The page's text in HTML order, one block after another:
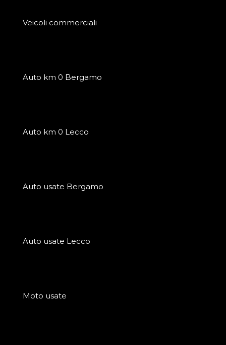
Veicoli commerciali
Auto km 0 Bergamo
Auto km 0 Lecco
Auto usate Bergamo
Auto usate Lecco
Moto usate